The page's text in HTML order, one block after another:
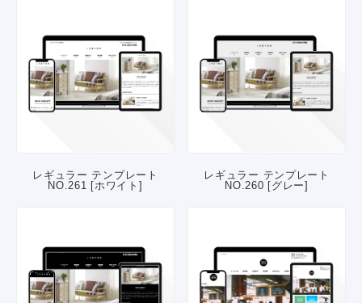
レギュラー テンプレート
NO.261 [ホワイト]
レギュラー テンプレート
NO.260 [グレー]